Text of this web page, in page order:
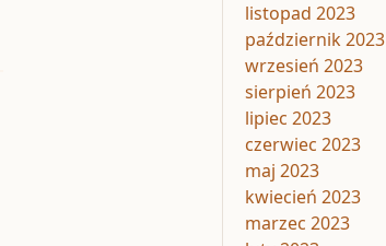
listopad 2023
październik 2023
wrzesień 2023
sierpień 2023
lipiec 2023
czerwiec 2023
maj 2023
kwiecień 2023
marzec 2023